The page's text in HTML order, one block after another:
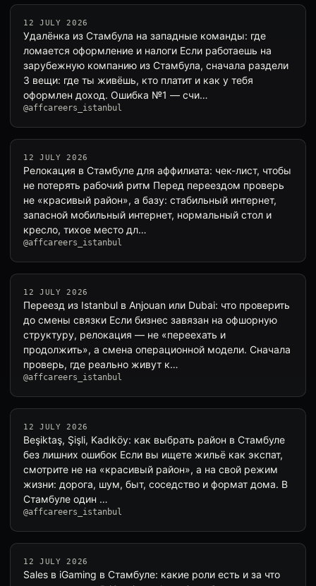
12 JULY 2026
Удалёнка из Стамбула на западные команды: где
ломается оформление и налоги Если работаешь на
зарубежную компанию из Стамбула, сначала раздели
3 вещи: где ты живёшь, кто платит и как у тебя
оформлен доход. Ошибка №1 — счи…
@affcareers_istanbul
12 JULY 2026
Релокация в Стамбуле для аффилиата: чек-лист, чтобы
не потерять рабочий ритм Перед переездом проверь
не «красивый район», а базу: стабильный интернет,
запасной мобильный интернет, нормальный стол и
кресло, тихое место дл…
@affcareers_istanbul
12 JULY 2026
Переезд из Istanbul в Anjouan или Dubai: что проверить
до смены связки Если бизнес завязан на офшорную
структуру, релокация — не «переехать и
продолжить», а смена операционной модели. Сначала
проверь, где реально живут к…
@affcareers_istanbul
12 JULY 2026
Beşiktaş, Şişli, Kadıköy: как выбрать район в Стамбуле
без лишних ошибок Если вы ищете жильё как экспат,
смотрите не на «красивый район», а на свой режим
жизни: дорога, шум, быт, соседство и формат дома. В
Стамбуле один …
@affcareers_istanbul
12 JULY 2026
Sales в iGaming в Стамбуле: какие роли есть и за что